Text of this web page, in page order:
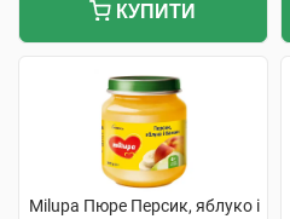
КУПИТИ
Milupa Пюре Персик, яблуко і